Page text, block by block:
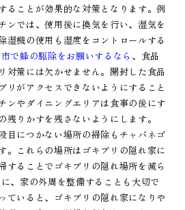
ることが効果的な対策となります。例
ンでは、使用後に換気を行い、湿気を
湿機の使用も湿度をコントロールする
で蜂の駆除をお願いするなら 、食品
対策には欠かせません。開封した食品
リがアクセスできないようにすること
ンやダイニングエリアは食事の後にす
残りかすを残さないようにします。
目につかない場所の掃除もチャバネゴ
。これらの場所はゴキブリの隠れ家に
することでゴキブリの隠れ場所を減ら
、家の外周を整備することも大切で
ていると、ゴキブリの隠れ家になりや